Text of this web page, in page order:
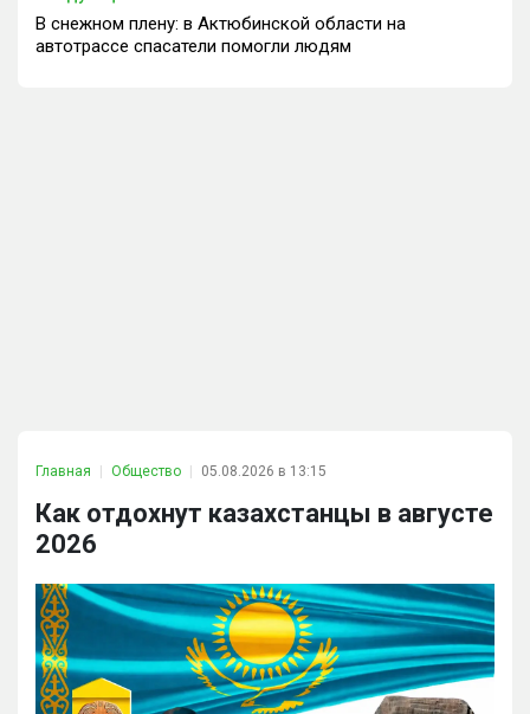
В снежном плену: в Актюбинской области на
автотрассе спасатели помогли людям
Главная Общество 05.08.2026 в 13:15
Как отдохнут казахстанцы в августе
2026